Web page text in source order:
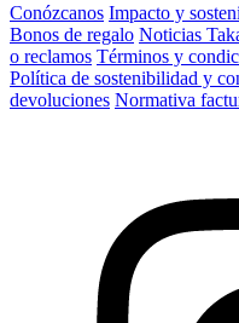
Conózcanos Impacto y
Bonos de regalo Noticias
o reclamos Términos y
Política de sostenibilidad y
devoluciones Normativa